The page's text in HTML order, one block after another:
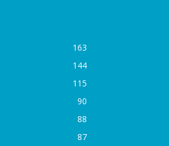
163
144
115
90
88
87